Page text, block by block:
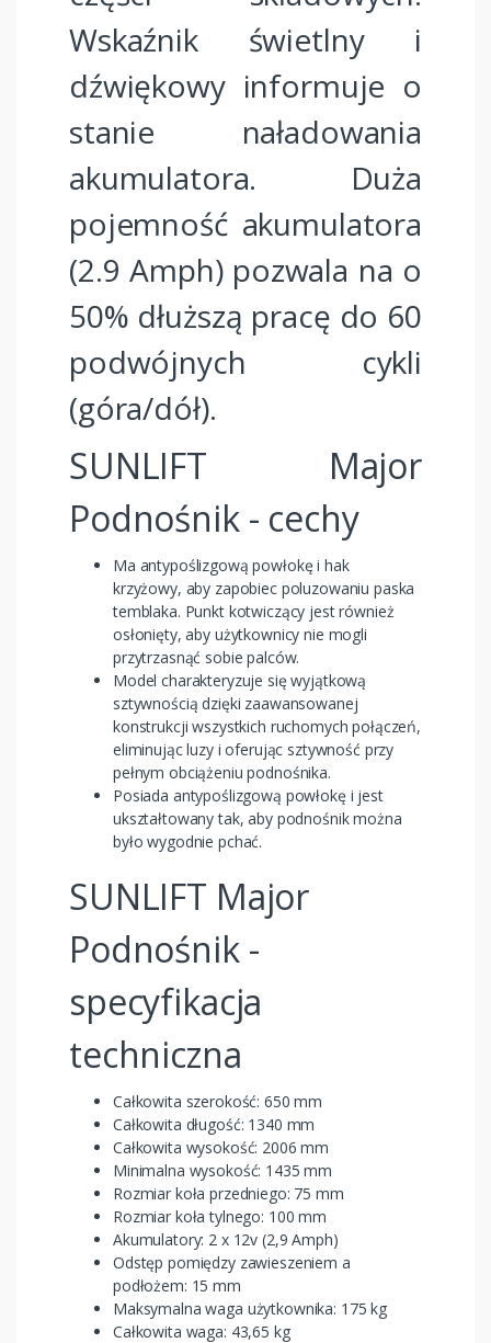
Wskaźnik świetlny i
dźwiękowy informuje o
stanie naładowania
akumulatora. Duża
pojemność akumulatora
(2.9 Amph) pozwala na o
50% dłuższą pracę do 60
podwójnych cykli
(góra/dół).
SUNLIFT Major
Podnośnik - cechy
Ma antypoślizgową powłokę i hak
krzyżowy, aby zapobiec poluzowaniu paska
temblaka. Punkt kotwiczący jest również
osłonięty, aby użytkownicy nie mogli
przytrzasnąć sobie palców.
Model charakteryzuje się wyjątkową
sztywnością dzięki zaawansowanej
konstrukcji wszystkich ruchomych połączeń,
eliminując luzy i oferując sztywność przy
pełnym obciążeniu podnośnika.
Posiada antypoślizgową powłokę i jest
ukształtowany tak, aby podnośnik można
było wygodnie pchać.
SUNLIFT Major
Podnośnik -
specyfikacja
techniczna
Całkowita szerokość: 650 mm
Całkowita długość: 1340 mm
Całkowita wysokość: 2006 mm
Minimalna wysokość: 1435 mm
Rozmiar koła przedniego: 75 mm
Rozmiar koła tylnego: 100 mm
Akumulatory: 2 x 12v (2,9 Amph)
Odstęp pomiędzy zawieszeniem a
podłożem: 15 mm
Maksymalna waga użytkownika: 175 kg
Całkowita waga: 43,65 kg